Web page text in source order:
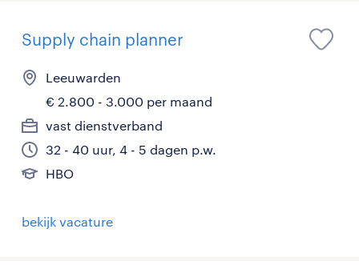
Supply chain planner
Leeuwarden
€ 2.800 - 3.000 per maand
vast dienstverband
32 - 40 uur, 4 - 5 dagen p.w.
HBO
bekijk vacature